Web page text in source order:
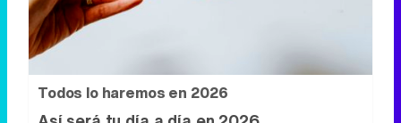
Todos lo haremos en 2026